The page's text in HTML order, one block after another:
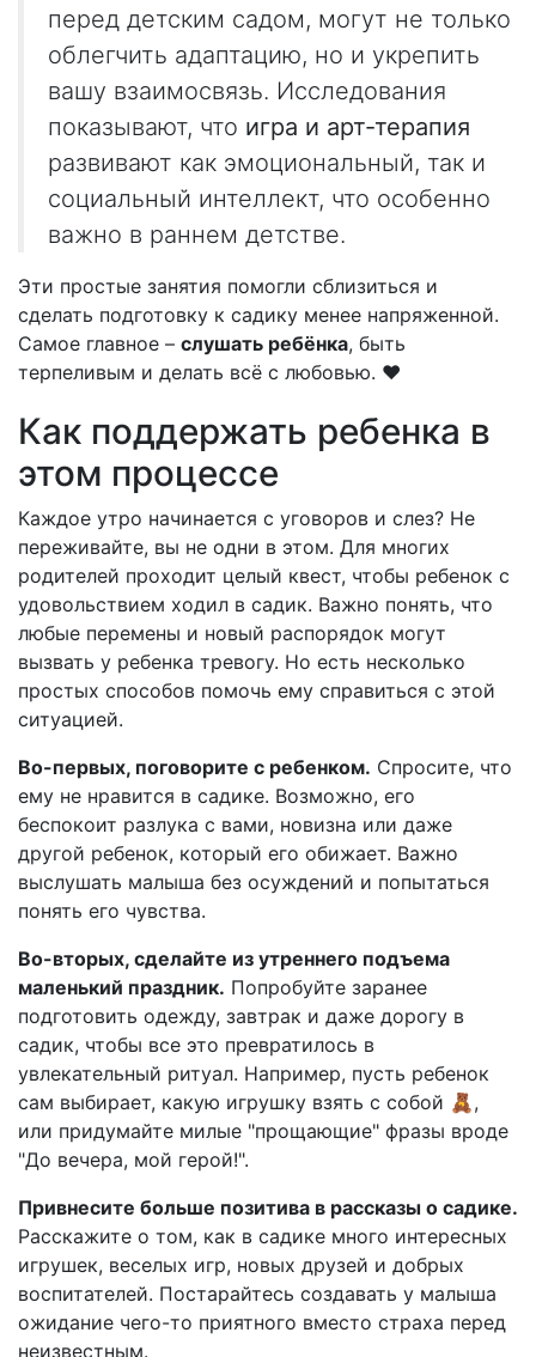
перед детским садом, могут не только
облегчить адаптацию, но и укрепить
вашу взаимосвязь. Исследования
показывают, что игра и арт-терапия
развивают как эмоциональный, так и
социальный интеллект, что особенно
важно в раннем детстве.
Эти простые занятия помогли сблизиться и
сделать подготовку к садику менее напряженной.
Самое главное – слушать ребёнка, быть
терпеливым и делать всё с любовью. ❤️
Как поддержать ребенка в
этом процессе
Каждое утро начинается с уговоров и слез? Не
переживайте, вы не одни в этом. Для многих
родителей проходит целый квест, чтобы ребенок с
удовольствием ходил в садик. Важно понять, что
любые перемены и новый распорядок могут
вызвать у ребенка тревогу. Но есть несколько
простых способов помочь ему справиться с этой
ситуацией.
Во-первых, поговорите с ребенком. Спросите, что
ему не нравится в садике. Возможно, его
беспокоит разлука с вами, новизна или даже
другой ребенок, который его обижает. Важно
выслушать малыша без осуждений и попытаться
понять его чувства.
Во-вторых, сделайте из утреннего подъема
маленький праздник. Попробуйте заранее
подготовить одежду, завтрак и даже дорогу в
садик, чтобы все это превратилось в
увлекательный ритуал. Например, пусть ребенок
сам выбирает, какую игрушку взять с собой 🧸,
или придумайте милые "прощающие" фразы вроде
"До вечера, мой герой!".
Привнесите больше позитива в рассказы о садике.
Расскажите о том, как в садике много интересных
игрушек, веселых игр, новых друзей и добрых
воспитателей. Постарайтесь создавать у малыша
ожидание чего-то приятного вместо страха перед
неизвестным.